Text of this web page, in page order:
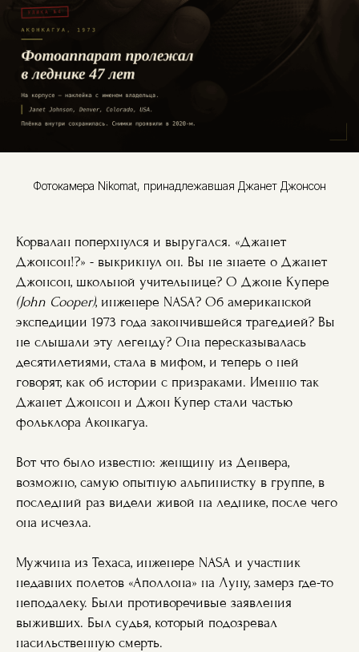
Фотокамера Nikomat, принадлежавшая Джанет Джонсон
Корвалан поперхнулся и выругался. «Джанет
Джонсон!?» - выкрикнул он. Вы не знаете о Джанет
Джонсон, школьной учительнице? О Джоне Купере
(John Cooper), инженере NASA? Об американской
экспедиции 1973 года закончившейся трагедией? Вы
не слышали эту легенду? Она пересказывалась
десятилетиями, стала в мифом, и теперь о ней
говорят, как об истории с призраками. Именно так
Джанет Джонсон и Джон Купер стали частью
фольклора Аконкагуа.
Вот что было известно: женщину из Денвера,
возможно, самую опытную альпинистку в группе, в
последний раз видели живой на леднике, после чего
она исчезла.
Мужчина из Техаса, инженере NASA и участник
недавних полетов «Аполлона» на Луну, замерз где-то
неподалеку. Были противоречивые заявления
выживших. Был судья, который подозревал
насильственную смерть.